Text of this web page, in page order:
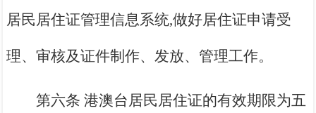
居民居住证管理信息系统,做好居住证申请受
理、审核及证件制作、发放、管理工作。
第六条 港澳台居民居住证的有效期限为五